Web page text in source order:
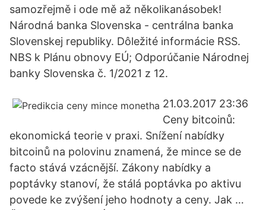
samozřejmě i ode mě až několikanásobek!
Národná banka Slovenska - centrálna banka
Slovenskej republiky. Dôležité informácie RSS.
NBS k Plánu obnovy EÚ; Odporúčanie Národnej
banky Slovenska č. 1/2021 z 12.
21.03.2017 23:36
Ceny bitcoinů:
ekonomická teorie v praxi. Snížení nabídky
bitcoinů na polovinu znamená, že mince se de
facto stává vzácnější. Zákony nabídky a
poptávky stanoví, že stálá poptávka po aktivu
povede ke zvýšení jeho hodnoty a ceny. Jak …